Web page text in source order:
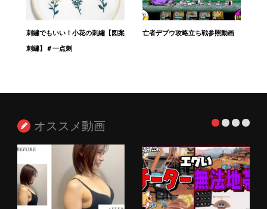
刺繡でもいい！小花の刺繡【図案
刺繡】＃一点刺
亡者デブウ攻略立ち戦参照動画
オススメ動画